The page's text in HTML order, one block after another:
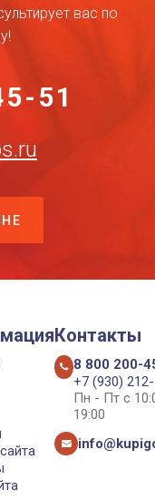
вас по
51
Контакты
8 800 200-
+7 (930)
Пн - Пт с
19:00